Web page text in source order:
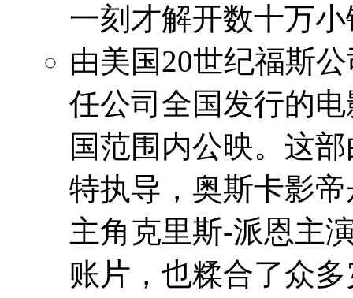
一刻才解开数十万
由美国20世纪福斯
任公司全国发行的
国范围内公映。这
特执导，奥斯卡影
主角克里斯-派恩主
账片，也糅合了众